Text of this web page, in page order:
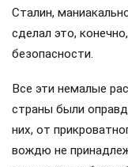
Сталин,
сделал это,
безопасности.
Все эти немалые
страны были
них, от
вождю не